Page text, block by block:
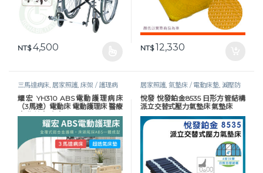
NT$4,500 NT$12,330
三馬達病床 居家照護,床架 / 護理病
床,護理床具及配件 , 長照專區,預防褥
瘡
耀宏 YH310 ABS電動護理病床
（3馬達）電動床 電動護理床 醫療
床 復健床 病床 YAHO
居家照護,氣墊床 / 電動床墊, 減壓防
褥瘡, 護理床具及配件,長照專區,預防
褥瘡
悅發 悅發鉑金8535 日形方管結構
派立交替式壓力氣墊床 氣墊床